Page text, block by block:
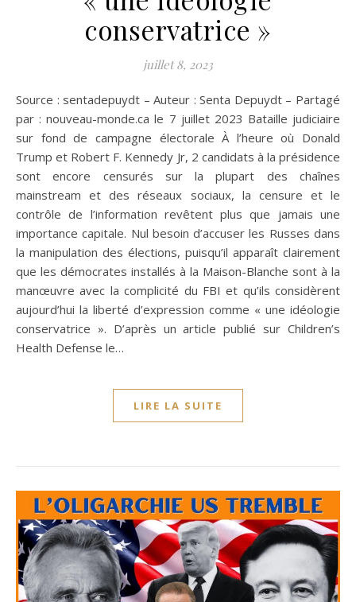
conservatrice »
juillet 8, 2023
Source : sentadepuydt – Auteur : Senta Depuydt – Partagé
par : nouveau-monde.ca le 7 juillet 2023 Bataille judiciaire
sur fond de campagne électorale À l’heure où Donald
Trump et Robert F. Kennedy Jr, 2 candidats à la présidence
sont encore censurés sur la plupart des chaînes
mainstream et des réseaux sociaux, la censure et le
contrôle de l’information revêtent plus que jamais une
importance capitale. Nul besoin d’accuser les Russes dans
la manipulation des élections, puisqu’il apparaît clairement
que les démocrates installés à la Maison-Blanche sont à la
manœuvre avec la complicité du FBI et qu’ils considèrent
aujourd’hui la liberté d’expression comme « une idéologie
conservatrice ». D’après un article publié sur Children’s
Health Defense le…
LIRE LA SUITE